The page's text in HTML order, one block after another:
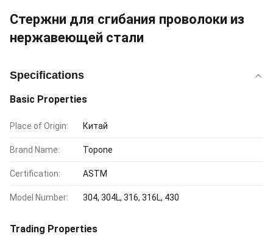
Стержни для сгибания проволоки из
нержавеющей стали
Specifications
Basic Properties
Place of Origin: Китай
Brand Name: Topone
Certification: ASTM
Model Number: 304, 304L, 316, 316L, 430
Trading Properties